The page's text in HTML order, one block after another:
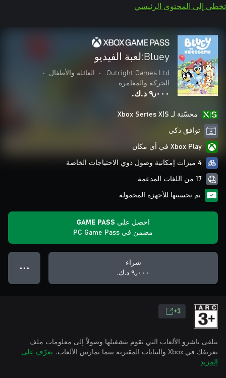
تخطي إلى المحتوى الرئيسي
Bluey:لعبة الفيديو
Outright Games Ltd.
• العائلة والأطفال
•
الحركة والمغامرة
٩٫٠٠٠ د.ك.‏
محسّنة لـ Xbox Series X|S
توافق ذكي
Xbox Play في أي مكان
4 ميزات إمكانية وصول ذوي الاحتياجات الخاصة
17 من اللغات المدعمة
تم تحسينها للأجهزة المحمولة
احصل على GAME PASS
مضمن في PC Game Pass
شراء
٩٫٠٠٠ د.ك.‏
● ● ●
3+
يتلقى ناشرو الألعاب التي تقوم بتشغيلها وصولاً إلى معلومات ملف
تعريفك في Xbox والبيانات المقترنة بينما تمارس الألعاب.
تعرّف على
المزيد